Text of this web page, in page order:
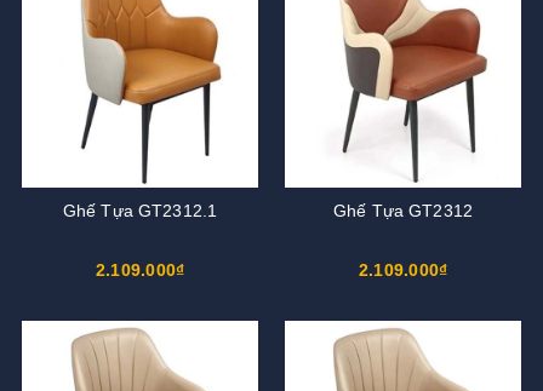
Ghế Tựa GT2312.1
2.109.000₫
Ghế Tựa GT2312
2.109.000₫